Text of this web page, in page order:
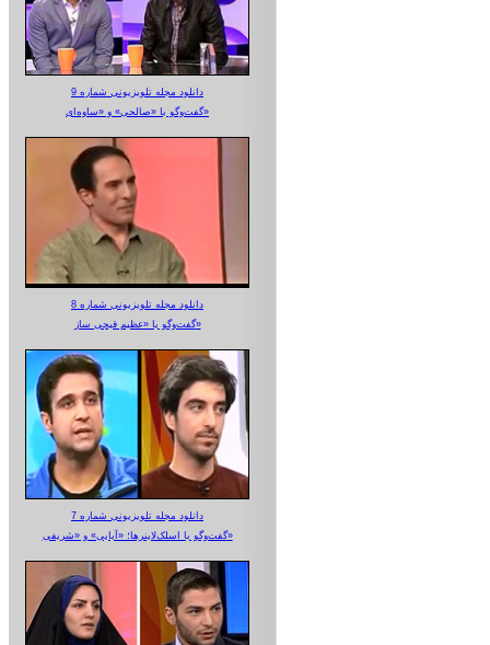
دانلود مجله تلویزیونی شماره 9
گفت‌وگو با «صالحی» و «ساوه‌ای»
دانلود مجله تلویزیونی شماره 8
گفت‌وگو با «عظیم قیچی ساز»
دانلود مجله تلویزیونی شماره 7
گفت‌وگو با اسلک‌لاینرها؛ «آبایی» و «شریفی»